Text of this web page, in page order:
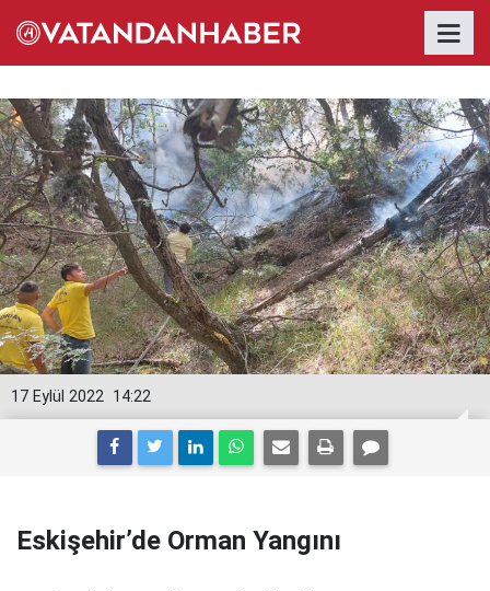
14:22
17 Eylül 2022
Eskişehir’de Orman Yangını